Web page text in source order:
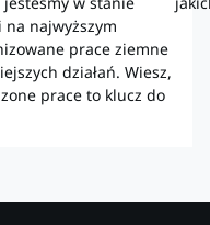
najwyższym
prace ziemne
działań. Wiesz,
prace to klucz do